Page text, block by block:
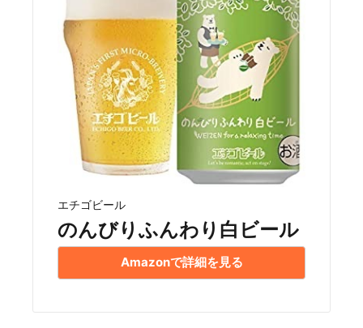
エチゴビール
のんびりふんわり白ビール
Amazonで詳細を見る